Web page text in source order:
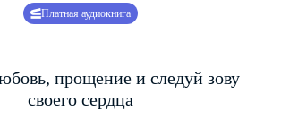
Платная аудиокнига
прощение и следуй зову
своего сердца